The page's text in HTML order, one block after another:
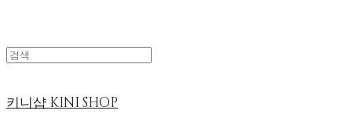
키니샵 KINI SHOP